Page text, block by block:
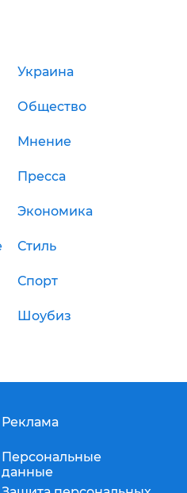
Украина
Общество
Мнение
Пресса
Экономика
Стиль
Спорт
Шоубиз
Реклама
Персональные
данные